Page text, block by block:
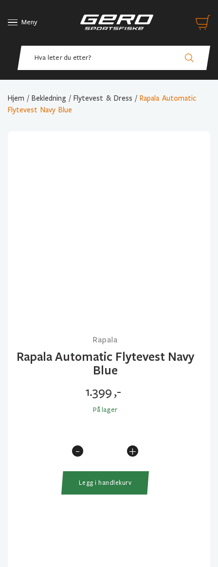
Meny
Hjem / Bekledning / Flytevest & Dress / Rapala Automatic
Flytevest Navy Blue
Rapala
Rapala Automatic Flytevest Navy
Blue
1.399,-
På lager
+
Flytevest
-
Legg i handlekurv